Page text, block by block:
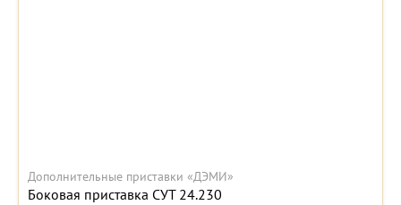
Дополнительные приставки «ДЭМИ»
Боковая приставка СУТ 24.230